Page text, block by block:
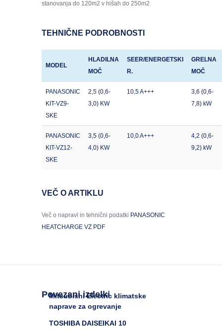
stanovanja do 120m2 v hišah do 250m2
TEHNIČNE PODROBNOSTI
MODEL
HLADILNA
MOČ
SEER/ENERGETSKI
R.
GRELNA
MOČ
PANASONIC
KIT-VZ9-
SKE
2,5 (0,6-
3,0) KW
10,5 A+++
3,6 (0,6-
7,8) kW
PANASONIC
KIT-VZ12-
SKE
3,5 (0,6-
4,0) KW
10,0 A+++
4,2 (0,6-
9,2) kW
VEČ O ARTIKLU
Več o napravi in tehnični podatki PANASONIC
HEATCHARGE VZ PDF
Povezani izdelki
Mitsubishi Electric klimatske
naprave za ogrevanje
TOSHIBA DAISEIKAI 10